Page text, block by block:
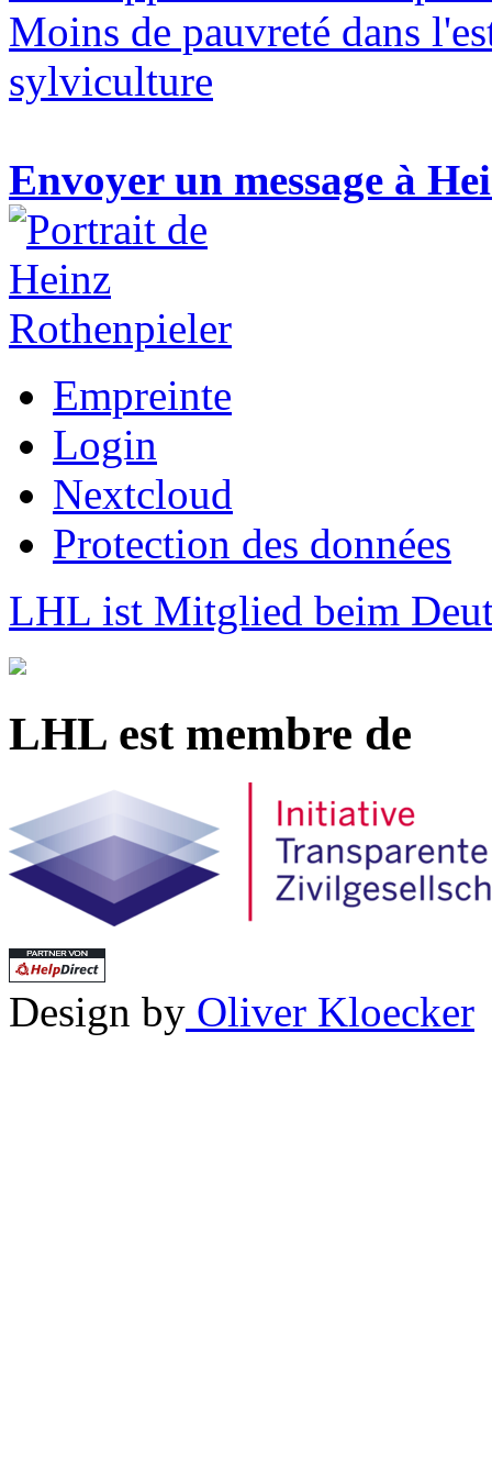
Moins de pauvreté dans
sylviculture
Envoyer un message à
Empreinte
Login
Nextcloud
Protection des données
LHL ist Mitglied beim
LHL est membre de
Design by Oliver Kloecker